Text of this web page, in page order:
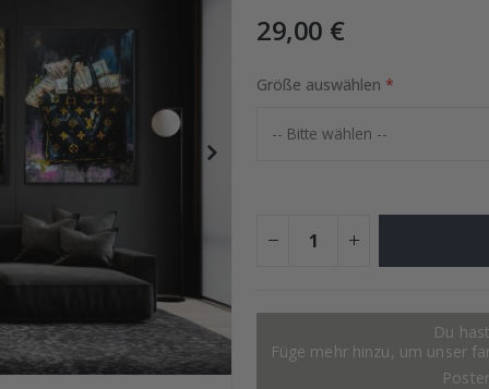
KI-Poster
29,00 €
Größe auswählen
Du
Füge mehr hinzu, um unser